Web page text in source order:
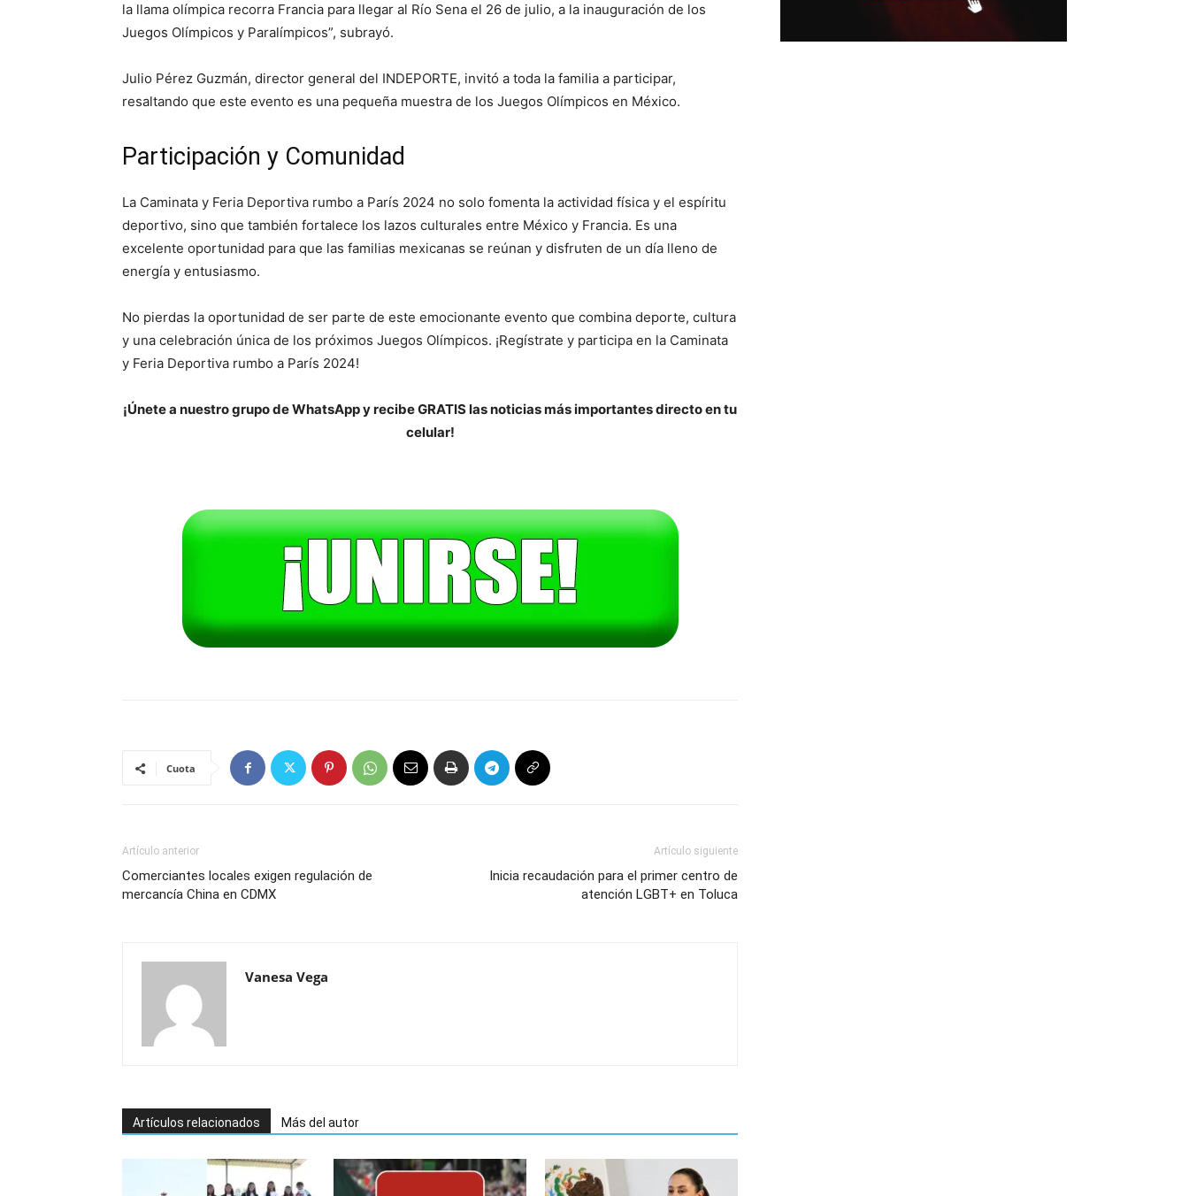
la llama olímpica recorra Francia para llegar al Río Sena el 26 de julio, a la inauguración de los
Juegos Olímpicos y Paralímpicos”, subrayó.
Julio Pérez Guzmán, director general del INDEPORTE, invitó a toda la familia a participar,
resaltando que este evento es una pequeña muestra de los Juegos Olímpicos en México.
Participación y Comunidad
La Caminata y Feria Deportiva rumbo a París 2024 no solo fomenta la actividad física y el espíritu
deportivo, sino que también fortalece los lazos culturales entre México y Francia. Es una
excelente oportunidad para que las familias mexicanas se reúnan y disfruten de un día lleno de
energía y entusiasmo.
No pierdas la oportunidad de ser parte de este emocionante evento que combina deporte, cultura
y una celebración única de los próximos Juegos Olímpicos. ¡Regístrate y participa en la Caminata
y Feria Deportiva rumbo a París 2024!
¡Únete a nuestro grupo de WhatsApp y recibe GRATIS las noticias más importantes directo en tu
celular!
Cuota
Artículo anterior
Comerciantes locales exigen regulación de
mercancía China en CDMX
Artículo siguiente
Inicia recaudación para el primer centro de
atención LGBT+ en Toluca
Vanesa Vega
Artículos relacionados Más del autor